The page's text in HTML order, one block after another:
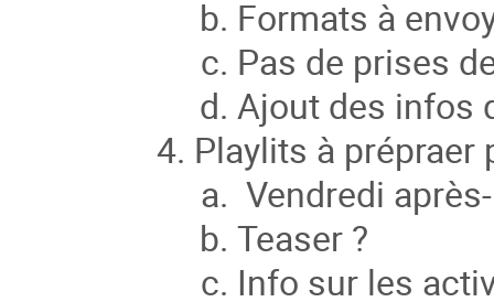
Formats à
Pas de prises
Ajout des infos
Playlits à prépraer
Vendredi
Teaser ?
Info sur les